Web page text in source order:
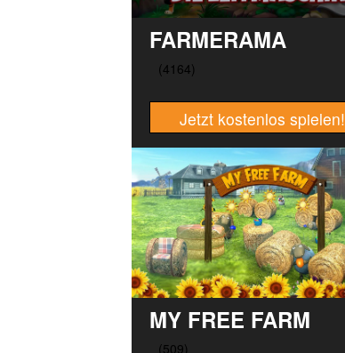
FARMERAMA
Jetzt kostenlos spielen!
MY FREE FARM